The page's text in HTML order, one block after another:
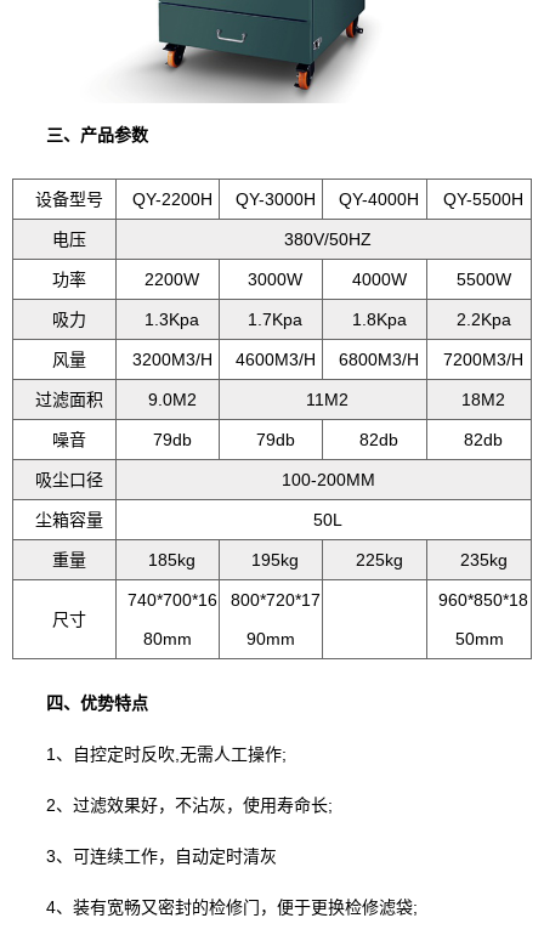
三、产品参数
设备型号 QY-2200H QY-3000H QY-4000H QY-5500H
电压 380V/50HZ
功率 2200W 3000W 4000W 5500W
吸力 1.3Kpa 1.7Kpa 1.8Kpa 2.2Kpa
风量 3200M3/H 4600M3/H 6800M3/H 7200M3/H
过滤面积 9.0M2 11M2 18M2
噪音 79db 79db 82db 82db
吸尘口径 100-200MM
尘箱容量 50L
重量 185kg 195kg 225kg 235kg
尺寸
740*700*16
80mm
800*720*17
90mm
960*850*18
50mm
四、优势特点
1、自控定时反吹,无需人工操作;
2、过滤效果好，不沾灰，使用寿命长;
3、可连续工作，自动定时清灰
4、装有宽畅又密封的检修门，便于更换检修滤袋;